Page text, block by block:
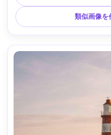
プな焦点、超リアルな水滴と
の海岸写
類似画像